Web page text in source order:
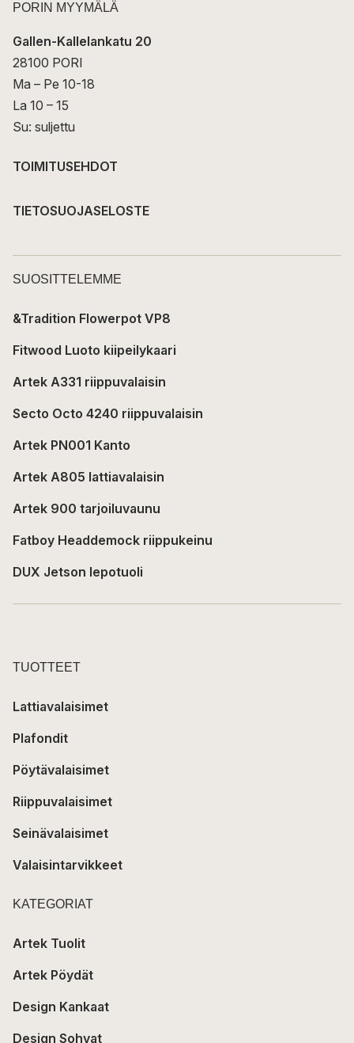
PORIN MYYMÄLÄ
Gallen-Kallelankatu 20
28100 PORI
Ma – Pe 10-18
La 10 – 15
Su: suljettu
TOIMITUSEHDOT
TIETOSUOJASELOSTE
SUOSITTELEMME
&Tradition Flowerpot VP8
Fitwood Luoto kiipeilykaari
Artek A331 riippuvalaisin
Secto Octo 4240 riippuvalaisin
Artek PN001 Kanto
Artek A805 lattiavalaisin
Artek 900 tarjoiluvaunu
Fatboy Headdemock riippukeinu
DUX Jetson lepotuoli
TUOTTEET
Lattiavalaisimet
Plafondit
Pöytävalaisimet
Riippuvalaisimet
Seinävalaisimet
Valaisintarvikkeet
KATEGORIAT
Artek Tuolit
Artek Pöydät
Design Kankaat
Design Sohvat